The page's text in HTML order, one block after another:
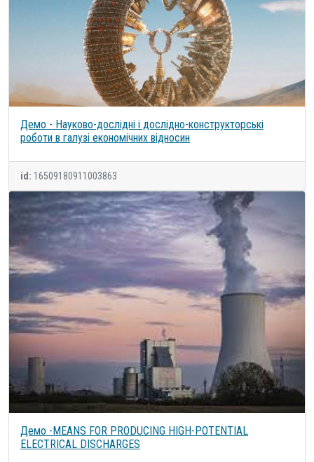
Демо - Науково-дослідні і дослідно-конструкторські
роботи в галузі економічних відносин
id: 16509180911003863
Демо -MEANS FOR PRODUCING HIGH-POTENTIAL
ELECTRICAL DISCHARGES